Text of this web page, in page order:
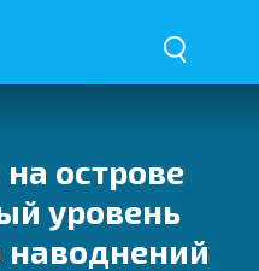
острове
уровень
наводнений